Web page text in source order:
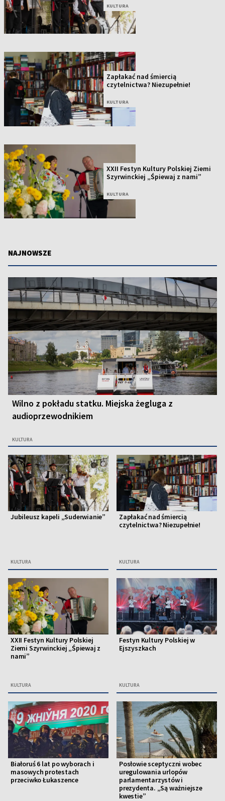
KULTURA
Zapłakać nad śmiercią
czytelnictwa? Niezupełnie!
KULTURA
XXII Festyn Kultury Polskiej Ziemi
Szyrwinckiej „Śpiewaj z nami”
KULTURA
NAJNOWSZE
Wilno z pokładu statku. Miejska żegluga z
audioprzewodnikiem
KULTURA
Jubileusz kapeli „Suderwianie”
KULTURA
Zapłakać nad śmiercią
czytelnictwa? Niezupełnie!
KULTURA
XXII Festyn Kultury Polskiej
Ziemi Szyrwinckiej „Śpiewaj z
nami”
KULTURA
Festyn Kultury Polskiej w
Ejszyszkach
KULTURA
Białoruś 6 lat po wyborach i
masowych protestach
przeciwko Łukaszence
Posłowie sceptyczni wobec
uregulowania urlopów
parlamentarzystów i
prezydenta. „Są ważniejsze
kwestie”